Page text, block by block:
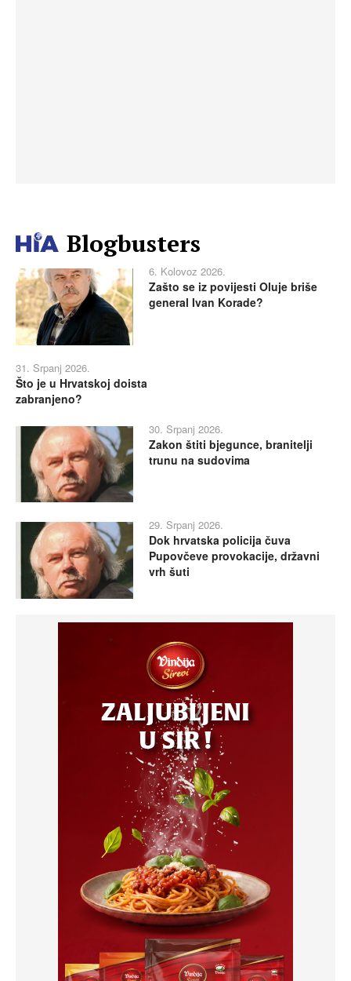
Blogbusters
6. Kolovoz 2026.
Zašto se iz povijesti Oluje briše
general Ivan Korade?
31. Srpanj 2026.
Što je u Hrvatskoj doista
zabranjeno?
30. Srpanj 2026.
Zakon štiti bjegunce, branitelji
trunu na sudovima
29. Srpanj 2026.
Dok hrvatska policija čuva
Pupovčeve provokacije, državni
vrh šuti